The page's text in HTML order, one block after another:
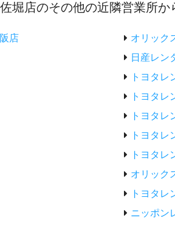
堀店のその他の近隣営業所か
店
オリック
日産レン
トヨタレ
トヨタレ
トヨタレ
トヨタレ
トヨタレ
オリック
トヨタレ
ニッポン